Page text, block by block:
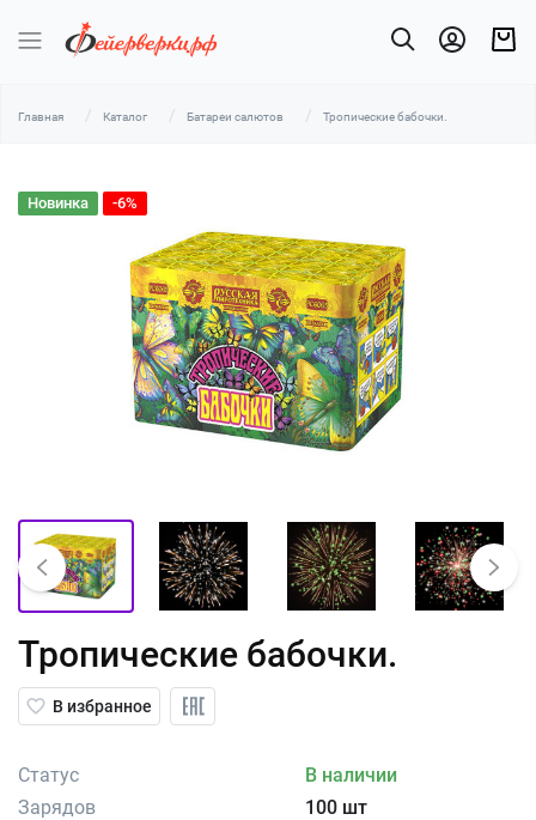
Главная Каталог Батареи салютов Тропические бабочки.
Новинка -6%
Тропические бабочки.
В избранное
Статус
В наличии
Зарядов
100 шт